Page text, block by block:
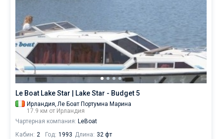
Le Boat Lake Star | Lake Star - Budget 5
Ирландия, Ле Боат Портумна Марина
17.9 км от Ирландия
Чартерная компания: LeBoat
Кабин: 2 Год: 1993 Длина: 32 фт